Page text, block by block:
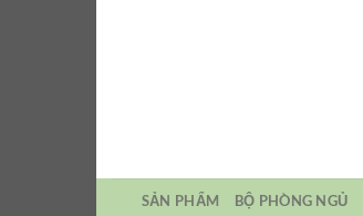
SẢN PHẨM BỘ PHÒNG NGỦ